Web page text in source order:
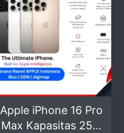
Apple iPhone 16 Pro
Max Kapasitas 25...